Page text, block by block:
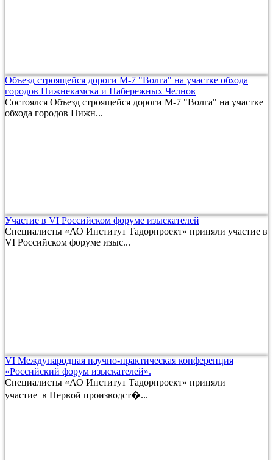
Объезд строящейся дороги М-7 "Волга" на участке обхода
городов Нижнекамска и Набережных Челнов
Состоялся Объезд строящейся дороги М-7 "Волга" на участке
обхода городов Нижн...
Участие в VI Российском форуме изыскателей
Специалисты «АО Институт Тадорпроект» приняли участие в
VI Российском форуме изыс...
VI Международная научно-практическая конференция
«Российский форум изыскателей».
Специалисты «АО Институт Тадорпроект» приняли
участие в Первой производст�...